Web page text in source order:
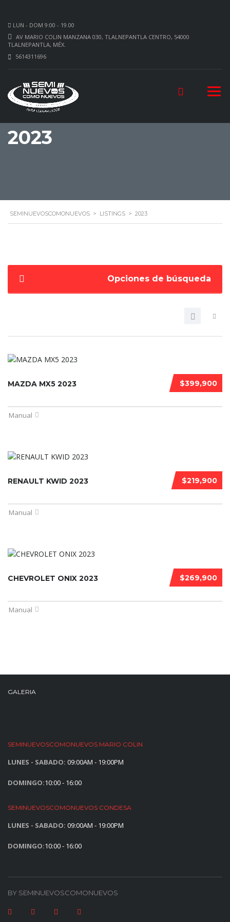
LUN - DOM 9:00 - 19.00
AV MARIO COLIN MANZANA 030, TLALNEPANTLA CENTRO, 54000
TLALNEPANTLA, MÉX.
5614311696
2023
SEMINUEVOSCOMONUEVOS > LISTINGS > 2023
Opciones de búsqueda
$399,900
MAZDA MX5 2023
Manual
$219,900
RENAULT KWID 2023
Manual
$269,900
CHEVROLET ONIX 2023
Manual
GALERIA
SEMINUEVOSCOMONUEVOS MARIO COLIN
LUNES - SABADO: 09:00AM - 19:00PM
DOMINGO:10:00 - 16:00
SEMINUEVOSCOMONUEVOS CONDESA
LUNES - SABADO: 09:00AM - 19:00PM
DOMINGO:10:00 - 16:00
BY SEMINUEVOSCOMONUEVOS